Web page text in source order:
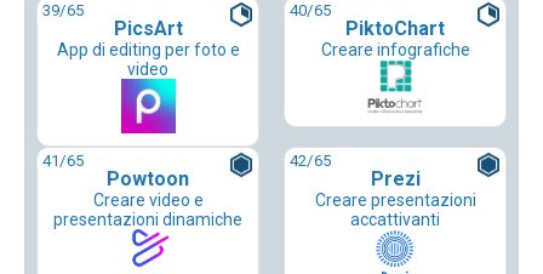
39/65
PicsArt
App di editing per foto e
video
40/65
PiktoChart
Creare infografiche
41/65
Powtoon
Creare video e
presentazioni dinamiche
42/65
Prezi
Creare presentazioni
accattivanti